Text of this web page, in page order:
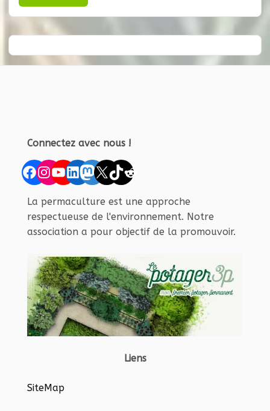
Connectez avec nous !
Facebook
Instagram
YouTube
LinkedIn
Mastodon
X TikTok
Reddit
La permaculture est une approche
respectueuse de l'environnement. Notre
association a pour objectif de la promouvoir.
Liens
SiteMap